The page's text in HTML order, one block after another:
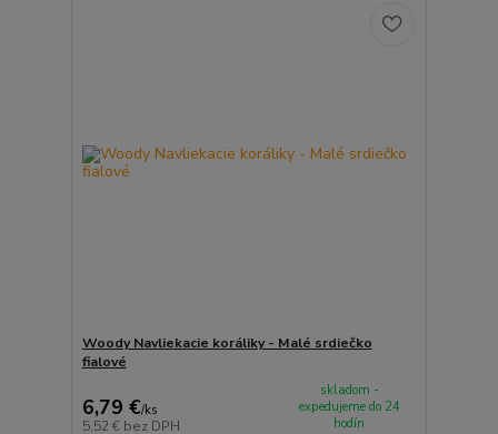
Woody Navliekacie koráliky - Malé srdiečko
fialové
6,79 €/ks
5,52 € bez DPH
skladom -
expedujeme do 24
hodín